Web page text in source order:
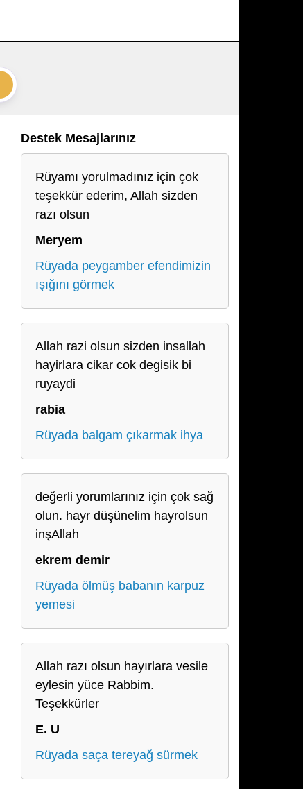
Destek Mesajlarınız
Rüyamı yorulmadınız için çok
teşekkür ederim, Allah sizden
razı olsun
Meryem
Rüyada peygamber efendimizin
ışığını görmek
Allah razi olsun sizden insallah
hayirlara cikar cok degisik bi
ruyaydi
rabia
Rüyada balgam çıkarmak ihya
değerli yorumlarınız için çok sağ
olun. hayr düşünelim hayrolsun
inşAllah
ekrem demir
Rüyada ölmüş babanın karpuz
yemesi
Allah razı olsun hayırlara vesile
eylesin yüce Rabbim.
Teşekkürler
E. U
Rüyada saça tereyağ sürmek